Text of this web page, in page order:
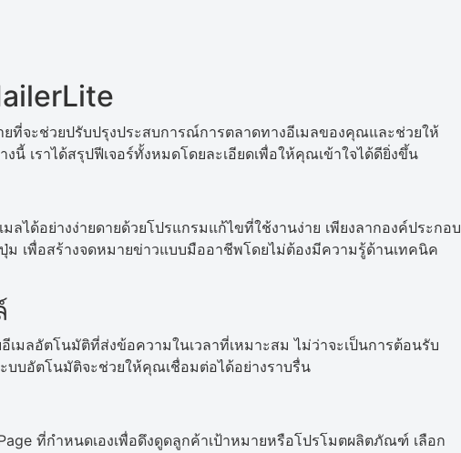
ยที่จะช่วยปรับปรุงประสบการณ์การตลาดทางอีเมลของคุณและช่วยให้
นี้ เราได้สรุปฟีเจอร์ทั้งหมดโดยละเอียดเพื่อให้คุณเข้าใจได้ดียิ่งขึ้น
ได้อย่างง่ายดายด้วยโปรแกรมแก้ไขที่ใช้งานง่าย เพียงลากองค์ประกอบ
ม เพื่อสร้างจดหมายข่าวแบบมืออาชีพโดยไม่ต้องมีความรู้ด้านเทคนิค
มลอัตโนมัติที่ส่งข้อความในเวลาที่เหมาะสม ไม่ว่าจะเป็นการต้อนรับ
บอัตโนมัติจะช่วยให้คุณเชื่อมต่อได้อย่างราบรื่น
ที่กำหนดเองเพื่อดึงดูดลูกค้าเป้าหมายหรือโปรโมตผลิตภัณฑ์ เลือก